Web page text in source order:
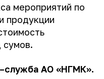
мероприятий по
продукции
сумов.
–служба АО «НГМК».